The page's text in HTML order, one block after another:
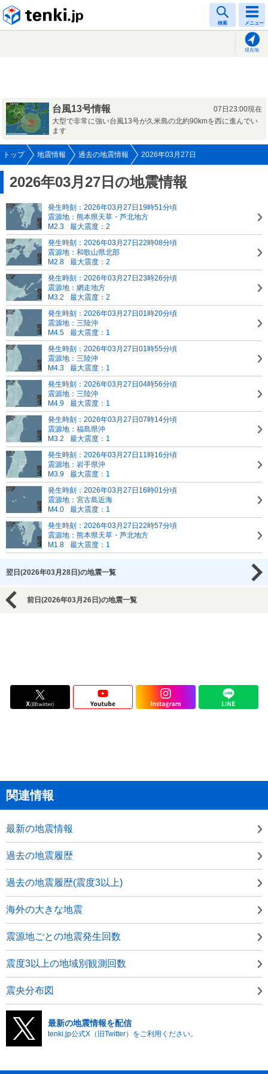
検索 メニュー
現在地
台風13号情報
07日23:00現在
大型で非常に強い台風13号が久米島の北約90kmを西に進んでい
ます
トップ 地震情報 過去の地震情報 2026年03月27日
2026年03月27日の地震情報
発生時刻：2026年03月27日19時51分頃
震源地：熊本県天草・芦北地方
M2.3
最大震度：2
発生時刻：2026年03月27日22時08分頃
震源地：和歌山県北部
M2.8
最大震度：2
発生時刻：2026年03月27日23時26分頃
震源地：網走地方
M3.2
最大震度：2
発生時刻：2026年03月27日01時20分頃
震源地：三陸沖
M4.5
最大震度：1
発生時刻：2026年03月27日01時55分頃
震源地：三陸沖
M4.3
最大震度：1
発生時刻：2026年03月27日04時56分頃
震源地：三陸沖
M4.9
最大震度：1
発生時刻：2026年03月27日07時14分頃
震源地：福島県沖
M3.2
最大震度：1
発生時刻：2026年03月27日11時16分頃
震源地：岩手県沖
M3.9
最大震度：1
発生時刻：2026年03月27日16時01分頃
震源地：宮古島近海
M4.0
最大震度：1
発生時刻：2026年03月27日22時57分頃
震源地：熊本県天草・芦北地方
M1.8
最大震度：1
翌日(2026年03月28日)の地震一覧
前日(2026年03月26日)の地震一覧
関連情報
最新の地震情報
過去の地震履歴
過去の地震履歴(震度3以上)
海外の大きな地震
震源地ごとの地震発生回数
震度3以上の地域別観測回数
震央分布図
最新の地震情報を配信
tenki.jp公式X（旧Twitter）をご利用ください。